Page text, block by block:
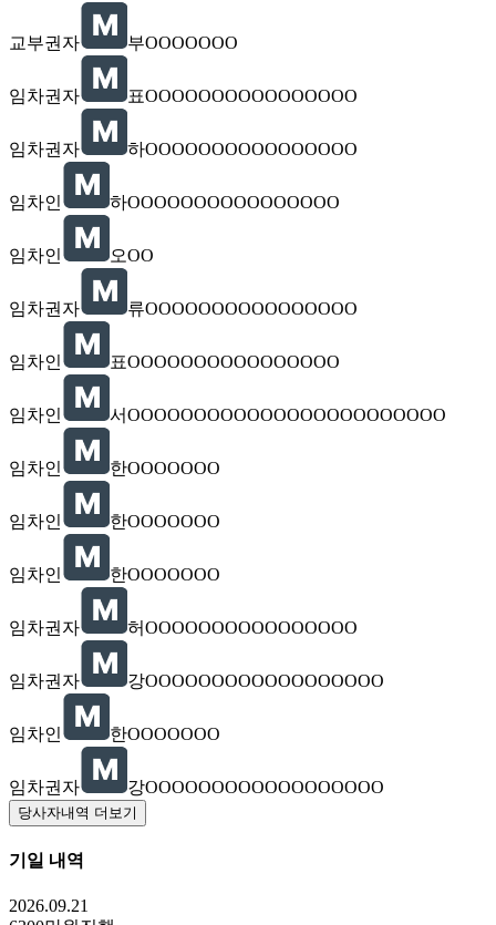
교부권자 부OOOOOOO
임차권자 표OOOOOOOOOOOOOOOO
임차권자 하OOOOOOOOOOOOOOOO
임차인 하OOOOOOOOOOOOOOOO
임차인 오OO
임차권자 류OOOOOOOOOOOOOOOO
임차인 표OOOOOOOOOOOOOOOO
임차인 서OOOOOOOOOOOOOOOOOOOOOOOO
임차인 한OOOOOOO
임차인 한OOOOOOO
임차인 한OOOOOOO
임차권자 허OOOOOOOOOOOOOOOO
임차권자 강OOOOOOOOOOOOOOOOOO
임차인 한OOOOOOO
임차권자 강OOOOOOOOOOOOOOOOOO
당사자내역 더보기
기일 내역
2026.09.21